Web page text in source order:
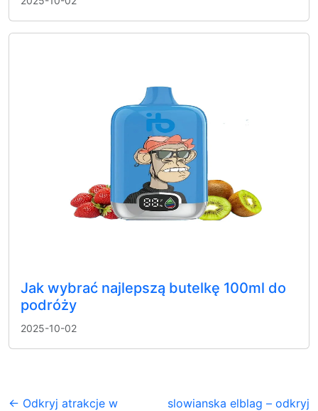
Jak wybrać najlepszą butelkę 100ml do
podróży
2025-10-02
← Odkryj atrakcje w
slowianska elblag – odkryj